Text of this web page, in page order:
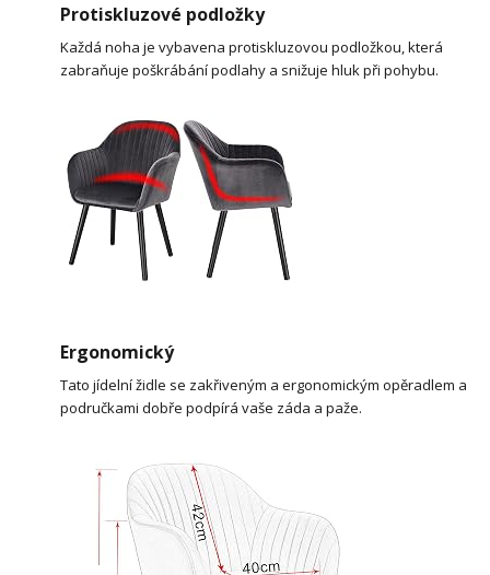
Protiskluzové podložky
Každá noha je vybavena protiskluzovou podložkou, která
zabraňuje poškrábání podlahy a snižuje hluk při pohybu.
Ergonomický
Tato jídelní židle se zakřiveným a ergonomickým opěradlem a
područkami dobře podpírá vaše záda a paže.